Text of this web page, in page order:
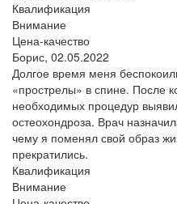
Квалификация
Внимание
Цена-качество
Борис, 02.05.2022
Долгое время меня
«прострелы» в спине. После
необходимых процедур
остеохондроза. Врач
чему я поменял свой образ
прекратились.
Квалификация
Внимание